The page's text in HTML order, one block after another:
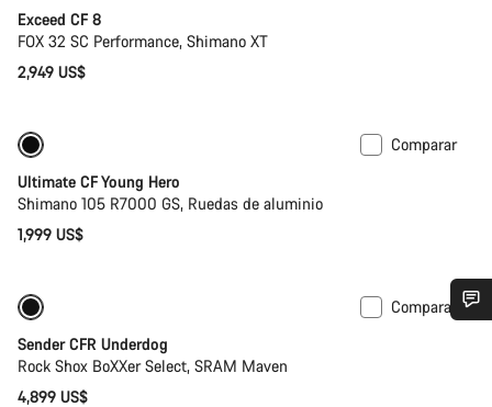
Exceed CF 8
FOX 32 SC Performance, Shimano XT
2,949 US$
Comparar
Ultimate CF Young Hero
Shimano 105 R7000 GS, Ruedas de aluminio
1,999 US$
Comparar
Sender CFR Underdog
Rock Shox BoXXer Select, SRAM Maven
4,899 US$
¿Necesitas ayuda?
Nuestros expertos estarán encantados de responder a tus